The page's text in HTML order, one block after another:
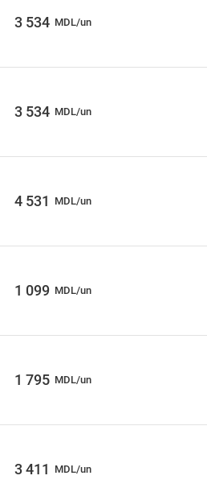
3 534 MDL/un
3 534 MDL/un
4 531 MDL/un
1 099 MDL/un
1 795 MDL/un
3 411 MDL/un